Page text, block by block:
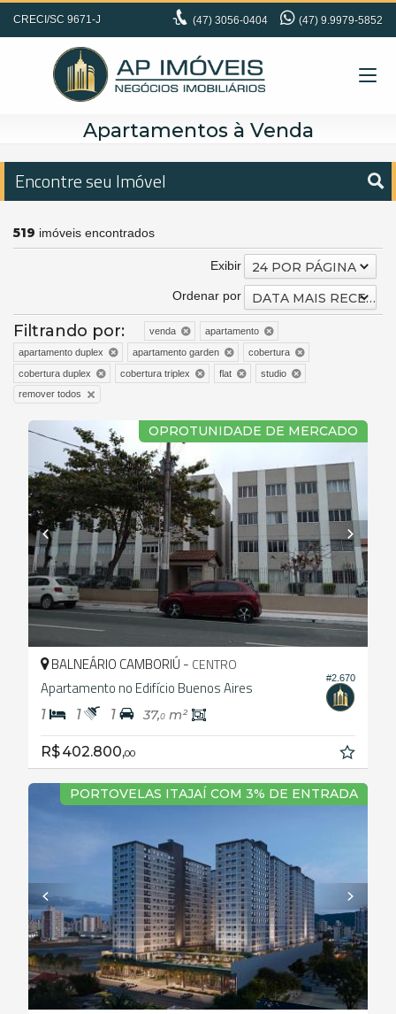
CRECI/SC 9671-J (47) 3056-0404 (47) 9.9979-5852
Apartamentos à Venda
Encontre seu Imóvel
519 imóveis encontrados
Exibir 24 POR PÁGINA
Ordenar por DATA MAIS RECENTE
Filtrando por: venda
apartamento
apartamento duplex
apartamento garden
cobertura
cobertura duplex
cobertura triplex flat
studio
remover todos
OPROTUNIDADE DE MERCADO
#2.670
BALNEÁRIO CAMBORIÚ - CENTRO
Apartamento no Edifício Buenos Aires
1 1 1 37,0 m²
R$ 402.800,00
PORTOVELAS ITAJAÍ COM 3% DE ENTRADA